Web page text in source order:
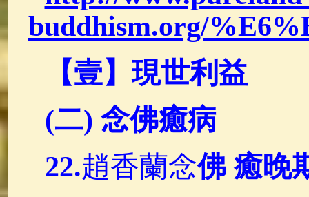
buddhism.org/
【壹】現世利益
(二) 念佛癒病
22.趙香蘭念佛 癒晚